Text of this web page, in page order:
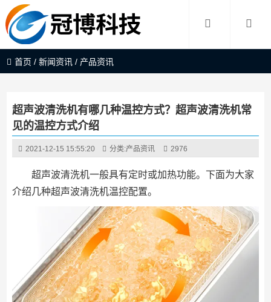
首页 /新闻资讯 / 产品资讯
超声波清洗机有哪几种温控方式？超声波清洗机常
见的温控方式介绍
2021-12-15 15:55:20 分类:产品资讯 2976
超声波清洗机一般具有定时或加热功能。下面为大家
介绍几种超声波清洗机温控配置。